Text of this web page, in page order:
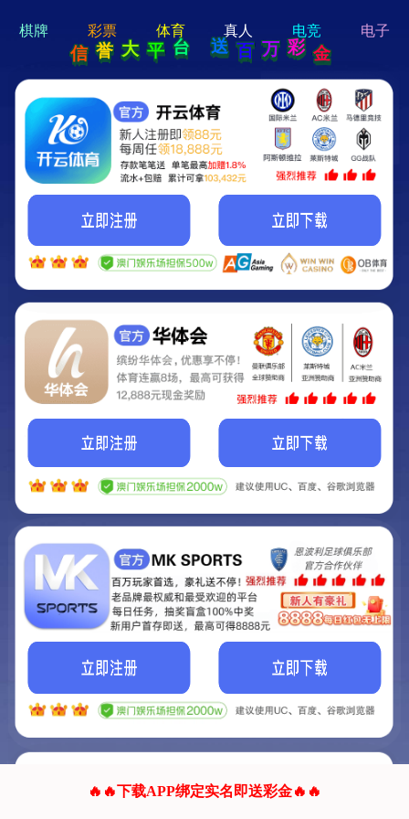
hi 💗
Hey Guys!
我们即将上线啦...
我们的网站正在建设.
它将是非常棒的网站.
联系我们!